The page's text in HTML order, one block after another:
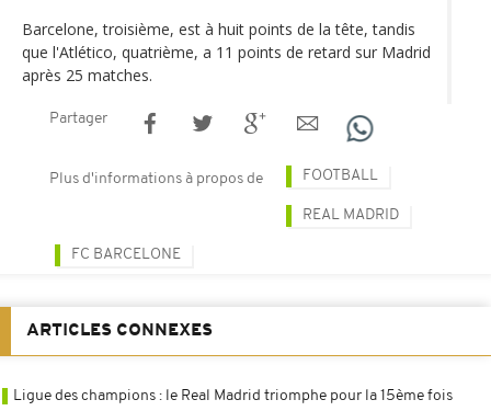
Barcelone, troisième, est à huit points de la tête, tandis
que l'Atlético, quatrième, a 11 points de retard sur Madrid
après 25 matches.
Partager
Plus d'informations à propos de FOOTBALL
REAL MADRID
FC BARCELONE
ARTICLES CONNEXES
Ligue des champions : le Real Madrid triomphe pour la 15ème fois